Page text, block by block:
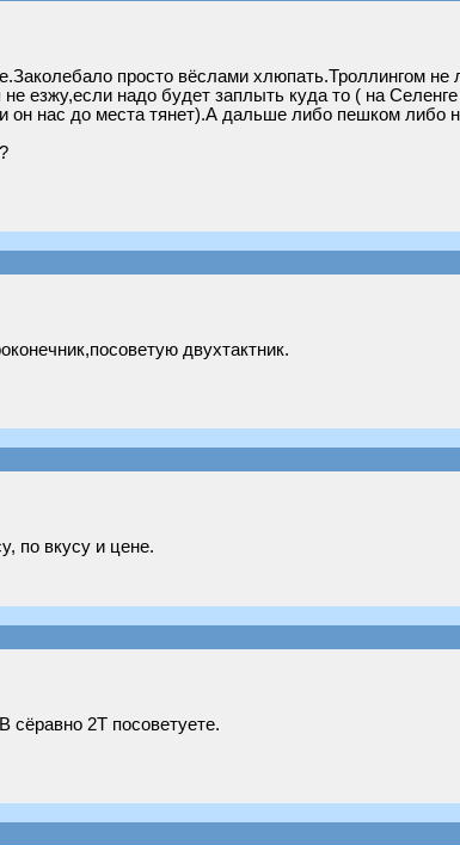
просто вёслами хлюпать.Троллингом не
езжу,если надо будет заплыть куда то ( на
он нас до места тянет).А дальше либо пешком либо
двухтактник.
по вкусу и цене.
сёравно 2Т посоветуете.